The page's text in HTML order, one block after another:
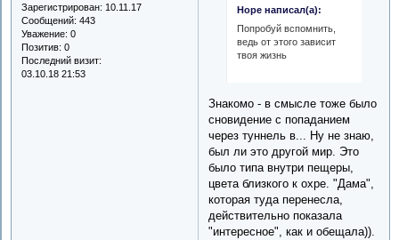
Зарегистрирован: 10.11.17
Сообщений: 443
Уважение: 0
Позитив: 0
Последний визит:
03.10.18 21:53
Hope написал(а):
Попробуй вспомнить,
ведь от этого зависит
твоя жизнь
Знакомо - в смысле тоже было
сновидение с попаданием
через туннель в... Ну не знаю,
был ли это другой мир. Это
было типа внутри пещеры,
цвета близкого к охре. "Дама",
которая туда перенесла,
действительно показала
"интересное", как и обещала)).